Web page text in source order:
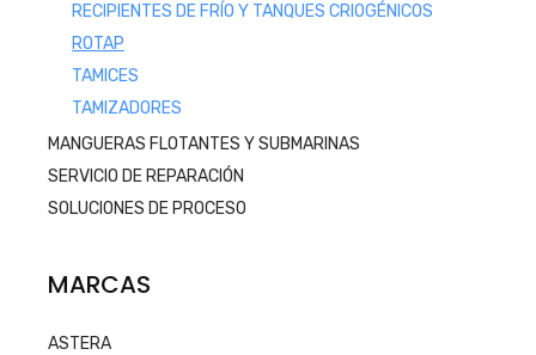
RECIPIENTES DE FRÍO Y TANQUES CRIOGÉNICOS
ROTAP
TAMICES
TAMIZADORES
MANGUERAS FLOTANTES Y SUBMARINAS
SERVICIO DE REPARACIÓN
SOLUCIONES DE PROCESO
MARCAS
ASTERA